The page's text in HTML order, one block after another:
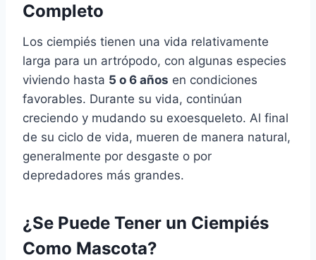
Completo
Los ciempiés tienen una vida relativamente
larga para un artrópodo, con algunas especies
viviendo hasta 5 o 6 años en condiciones
favorables. Durante su vida, continúan
creciendo y mudando su exoesqueleto. Al final
de su ciclo de vida, mueren de manera natural,
generalmente por desgaste o por
depredadores más grandes.
¿Se Puede Tener un Ciempiés
Como Mascota?